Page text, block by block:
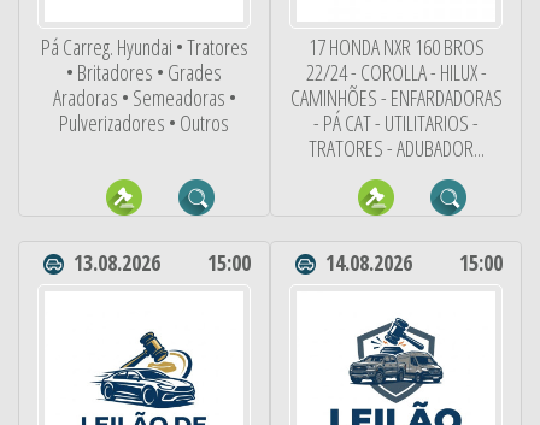
Pá Carreg. Hyundai • Tratores
• Britadores • Grades
Aradoras • Semeadoras •
Pulverizadores • Outros
17 HONDA NXR 160 BROS
22/24 - COROLLA - HILUX -
CAMINHÕES - ENFARDADORAS
- PÁ CAT - UTILITARIOS -
TRATORES - ADUBADOR...
13.08.2026 15:00 14.08.2026 15:00